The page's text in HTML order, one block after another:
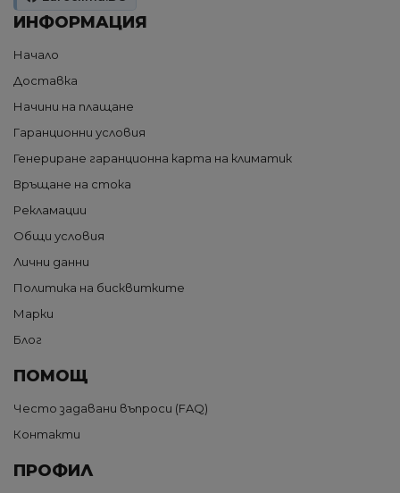
ИНФОРМАЦИЯ
Начало
Доставка
Начини на плащане
Гаранционни условия
Генериране гаранционна карта на климатик
Връщане на стока
Рекламации
Общи условия
Лични данни
Политика на бисквитките
Марки
Блог
ПОМОЩ
Често задавани въпроси (FAQ)
Контакти
ПРОФИЛ